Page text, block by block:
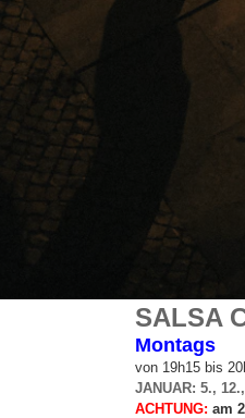
SALSA
Montags
von 19h15 bis
JANUAR: 5.,
ACHTUNG: am